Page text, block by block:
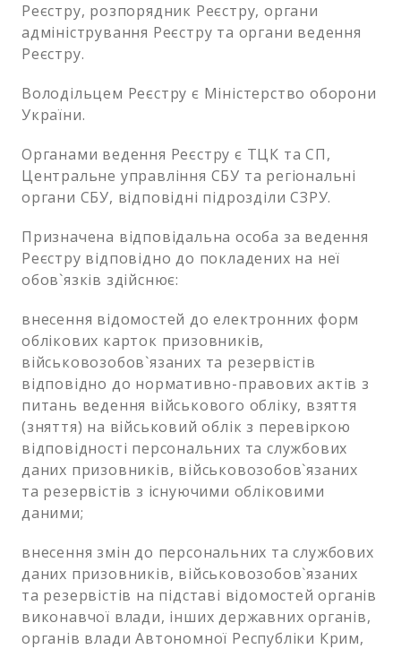
Реєстру, розпорядник Реєстру, органи
адміністрування Реєстру та органи ведення
Реєстру.
Володільцем Реєстру є Міністерство оборони
України.
Органами ведення Реєстру є ТЦК та СП,
Центральне управління СБУ та регіональні
органи СБУ, відповідні підрозділи СЗРУ.
Призначена відповідальна особа за ведення
Реєстру відповідно до покладених на неї
обов`язків здійснює:
внесення відомостей до електронних форм
облікових карток призовників,
військовозобов`язаних та резервістів
відповідно до нормативно-правових актів з
питань ведення військового обліку, взяття
(зняття) на військовий облік з перевіркою
відповідності персональних та службових
даних призовників, військовозобов`язаних
та резервістів з існуючими обліковими
даними;
внесення змін до персональних та службових
даних призовників, військовозобов`язаних
та резервістів на підставі відомостей органів
виконавчої влади, інших державних органів,
органів влади Автономної Республіки Крим,